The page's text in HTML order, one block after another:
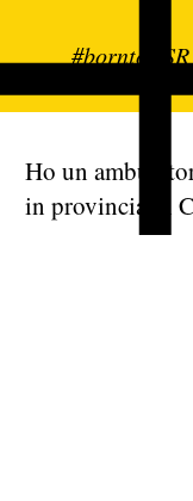
#borntoCSR
Ho un
in provincia di